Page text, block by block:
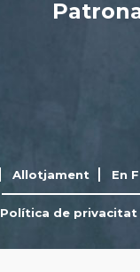
Allotjament En
Política de privacitat